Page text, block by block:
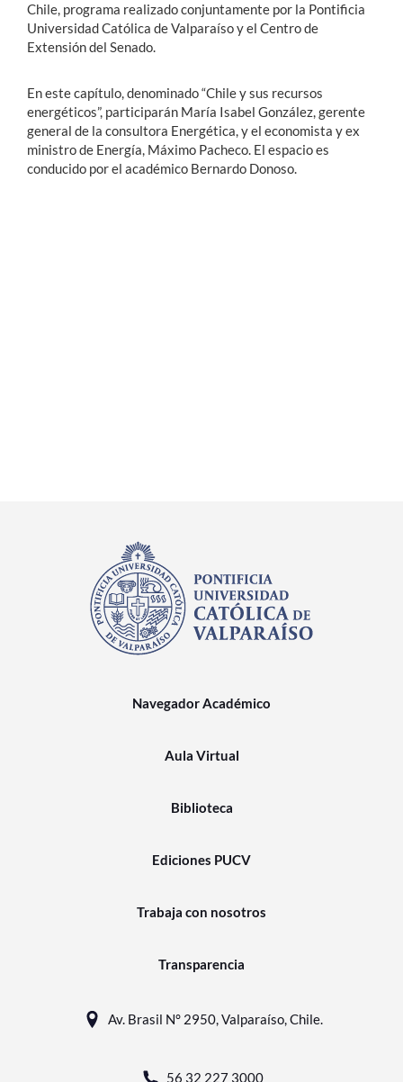
Alumni
English
Chile, programa realizado conjuntamente por la Pontificia
Universidad Católica de Valparaíso y el Centro de
Extensión del Senado.
En este capítulo, denominado “Chile y sus recursos
energéticos”, participarán María Isabel González, gerente
general de la consultora Energética, y el economista y ex
ministro de Energía, Máximo Pacheco. El espacio es
conducido por el académico Bernardo Donoso.
Navegador Académico
Aula Virtual
Biblioteca
Ediciones PUCV
Trabaja con nosotros
Transparencia
Av. Brasil N° 2950, Valparaíso, Chile.
56 32 227 3000